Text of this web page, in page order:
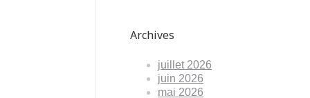
Archives
juillet 2026
juin 2026
mai 2026